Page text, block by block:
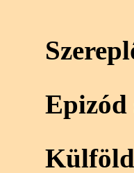
Epizód